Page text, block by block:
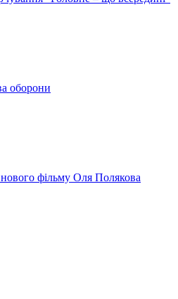
оборони
фільму Оля Полякова